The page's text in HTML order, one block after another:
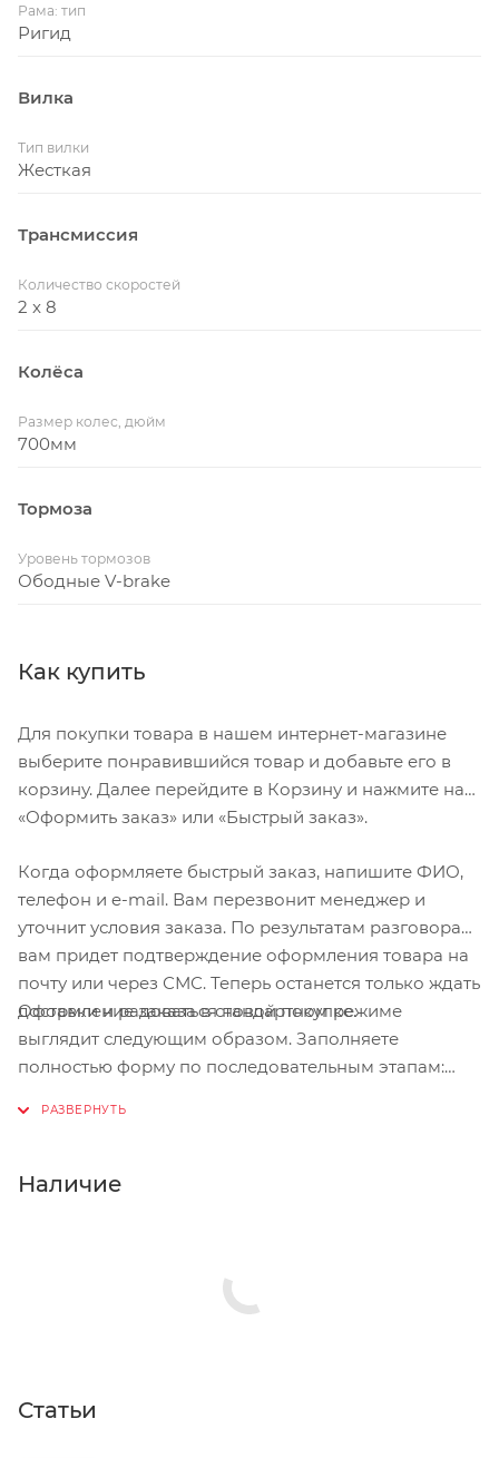
Рама: тип
Ригид
Вилка
Тип вилки
Жесткая
Трансмиссия
Количество скоростей
2 x 8
Колёса
Размер колес, дюйм
700мм
Тормоза
Уровень тормозов
Ободные V-brake
Как купить
Для покупки товара в нашем интернет-магазине
выберите понравившийся товар и добавьте его в
корзину. Далее перейдите в Корзину и нажмите на
«Оформить заказ» или «Быстрый заказ».
Когда оформляете быстрый заказ, напишите ФИО,
телефон и e-mail. Вам перезвонит менеджер и
уточнит условия заказа. По результатам разговора
вам придет подтверждение оформления товара на
почту или через СМС. Теперь останется только ждать
доставки и радоваться новой покупке.
Оформление заказа в стандартном режиме
выглядит следующим образом. Заполняете
полностью форму по последовательным этапам:
Нажмите кнопку «Оформить заказ».
Наличие
Статьи